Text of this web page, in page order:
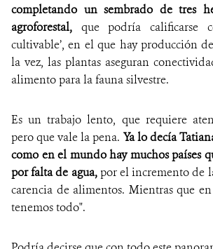
completando un sembrado de tres
agroforestal, que podría calificarse
cultivable’, en el que hay producción
la vez, las plantas aseguran
alimento para la fauna silvestre.
Es un trabajo lento, que requiere
pero que vale la pena. Ya lo decía
como en el mundo hay muchos países
por falta de agua,por el incremento de
carencia de alimentos. Mientras que
tenemos todo".